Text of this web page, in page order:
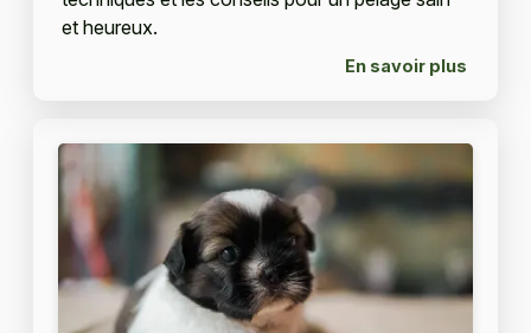
et heureux.
En savoir plus